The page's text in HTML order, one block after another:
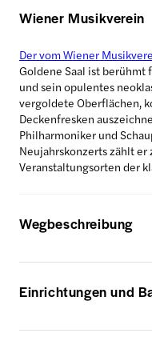
Wiener Musikverein
Der vom Wiener
Goldene Saal ist
und sein opulentes
vergoldete Oberflächen,
Deckenfresken
Philharmoniker und
Neujahrskonzerts zählt
Veranstaltungsorten der
Wegbeschreibung
Einrichtungen und